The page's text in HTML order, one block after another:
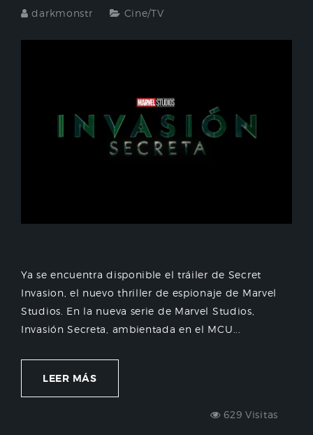
darkmonstr Cine/TV
Ya se encuentra disponible el tráiler de Secret
Invasion, el nuevo thriller de espionaje de Marvel
Studios. En la nueva serie de Marvel Studios,
Invasión Secreta, ambientada en el MCU...
LEER MÁS
629 Visitas